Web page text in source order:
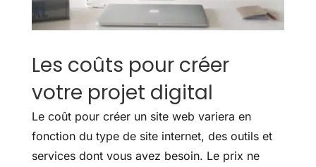
Les coûts pour créer
votre projet digital
Le coût pour créer un site web variera en
fonction du type de site internet, des outils et
services dont vous avez besoin. Le prix ne